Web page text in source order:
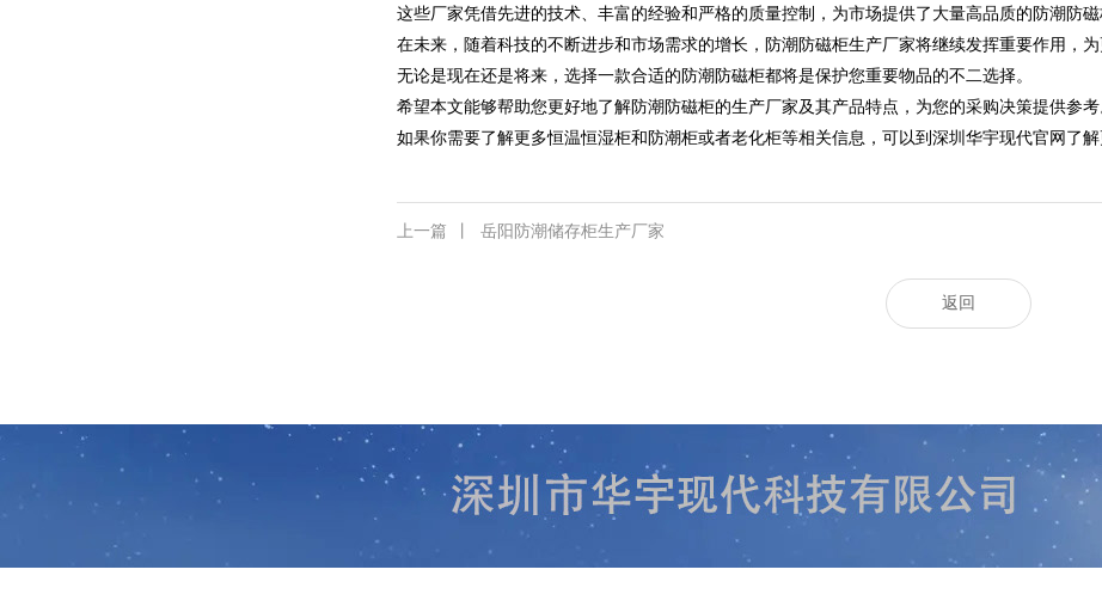
这些厂家凭借先进的技术、丰富的经验和严格的质量控制，为市场提供了大量高品质的防潮防磁
在未来，随着科技的不断进步和市场需求的增长，防潮防磁柜生产厂家将继续发挥重要作用，
无论是现在还是将来，选择一款合适的防潮防磁柜都将是保护您重要物品的不二选择。
希望本文能够帮助您更好地了解防潮防磁柜的生产厂家及其产品特点，为您的采购决策提供参考
如果你需要了解更多恒温恒湿柜和防潮柜或者老化柜等相关信息，可以到深圳华宇现代官网了解
上一篇 岳阳防潮储存柜生产厂家
返回